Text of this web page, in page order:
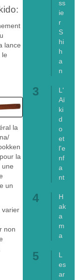
ss
ie
r
S
hi
h
a
n
L'
Aï
ki
d
o
et
l'e
nf
a
nt
H
ak
a
m
a
L
es
ar
lance
le
la
la
une
un
varier
non